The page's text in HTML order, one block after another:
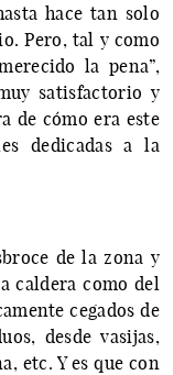
hace tan solo
Pero, tal y como
la pena”,
satisfactorio y
de cómo era este
dedicadas a la
de la zona y
caldera como del
cegados de
desde vasijas,
etc. Y es que con